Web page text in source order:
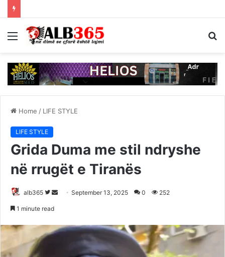
Menu
Home / LIFE STYLE
LIFE STYLE
Grida Duma me stil ndryshe
në rrugët e Tiranës
alb365
Follow
Send September 13, 2025 0 252
1 minute read